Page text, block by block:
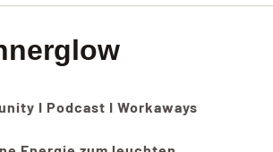
I Podcast I Workaways